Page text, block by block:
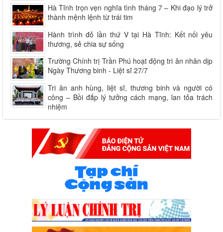
Hà Tĩnh trọn vẹn nghĩa tình tháng 7 – Khi đạo lý trở
thành mệnh lệnh từ trái tim
Hành trình đỏ lần thứ V tại Hà Tĩnh: Kết nối yêu
thương, sẻ chia sự sống
Trường Chính trị Trần Phú hoạt động tri ân nhân dịp
Ngày Thương binh - Liệt sĩ 27/7
Tri ân anh hùng, liệt sĩ, thương binh và người có
công – Bồi đắp lý tưởng cách mạng, lan tỏa trách
nhiệm